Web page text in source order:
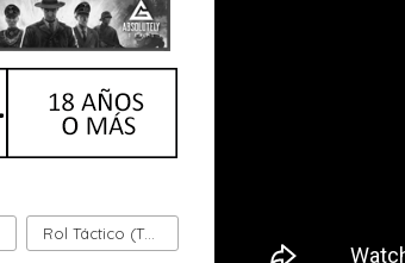
Rol Táctico (TRPG)